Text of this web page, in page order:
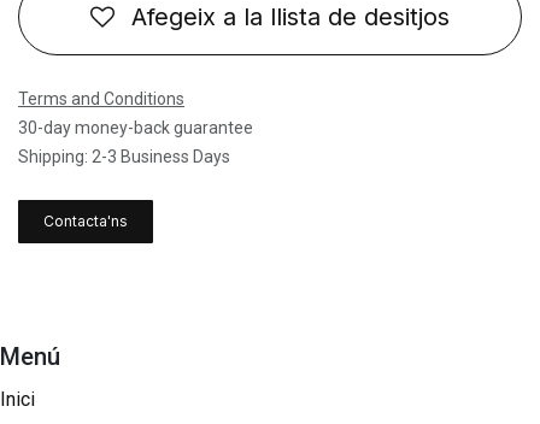
Afegeix a la llista de desitjos
Terms and Conditions
30-day money-back guarantee
Shipping: 2-3 Business Days
Contacta'ns
Menú
Inici